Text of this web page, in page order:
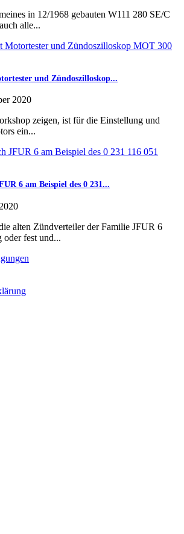
in 12/1968 gebauten W111 280 SE/C
alle...
und Zündoszilloskop...
2020
zeigen, ist für die Einstellung und
ein...
6 am Beispiel des 0 231...
alten Zündverteiler der Familie JFUR 6
oder fest und...